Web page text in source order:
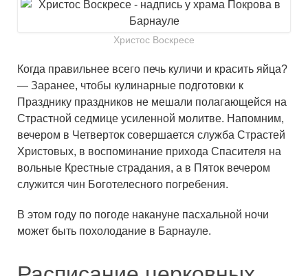
Христос Воскресе
Когда правильнее всего печь куличи и красить яйца?
— Заранее, чтобы кулинарные подготовки к
Празднику праздников не мешали полагающейся на
Страстной седмице усиленной молитве. Напомним,
вечером в Четверток совершается служба Страстей
Христовых, в воспоминание прихода Спасителя на
вольные Крестные страдания, а в Пяток вечером
служится чин Боготелесного погребения.
В этом году по погоде накануне пасхальной ночи
может быть похолодание в Барнауле.